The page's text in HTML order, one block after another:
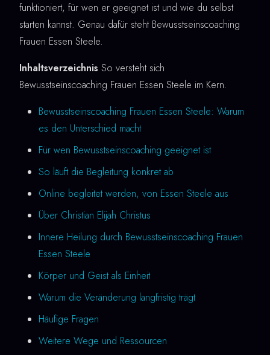
funktioniert, für wen er geeignet ist und wie du selbst
starten kannst. Genau dafür steht Bewusstseinscoaching
Frauen Essen Steele.
Inhaltsverzeichnis So versteht sich
Bewusstseinscoaching Frauen Essen Steele im Kern.
Bewusstseinscoaching Frauen Essen Steele: Warum
es den Unterschied macht
Für wen Bewusstseinscoaching geeignet ist
So läuft die Begleitung konkret ab
Online begleitet werden, von Essen Steele aus
Über Christian Elijah Christus
Innere Heilung durch Bewusstseinscoaching Frauen
Essen Steele
Körper und Geist als Einheit
Warum die Veränderung langfristig trägt
Häufige Fragen
Weitere Wege und Ressourcen